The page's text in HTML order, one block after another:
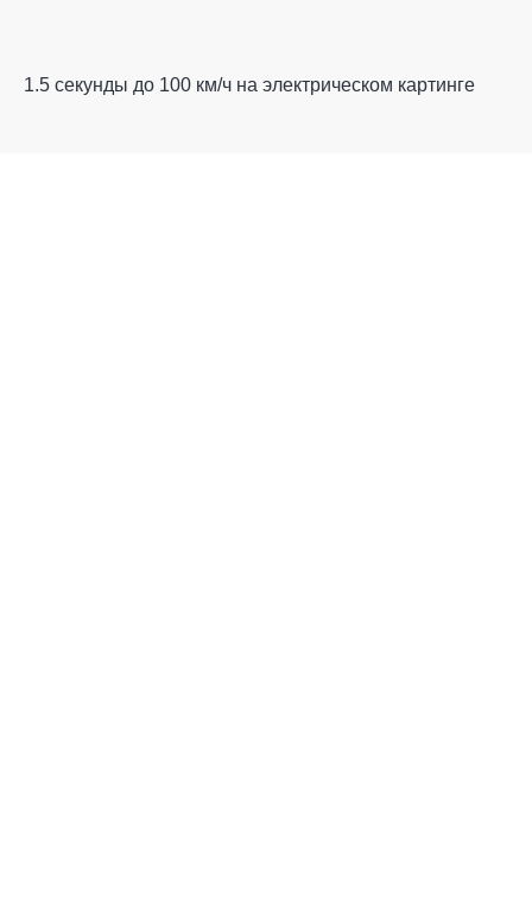
1.5 секунды до 100 км/ч на электрическом картинге